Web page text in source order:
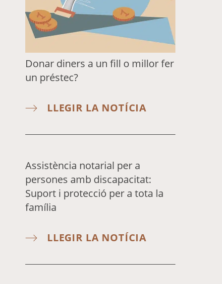
Donar diners a un fill o millor fer
un préstec?
LLEGIR LA NOTÍCIA
Assistència notarial per a
persones amb discapacitat:
Suport i protecció per a tota la
família
LLEGIR LA NOTÍCIA